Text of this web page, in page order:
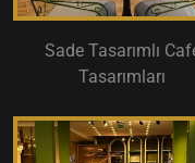
Sade Tasarımlı
Tasarımları